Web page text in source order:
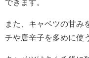
できます。
また、キャベツの甘み
チや唐辛子を多めに使